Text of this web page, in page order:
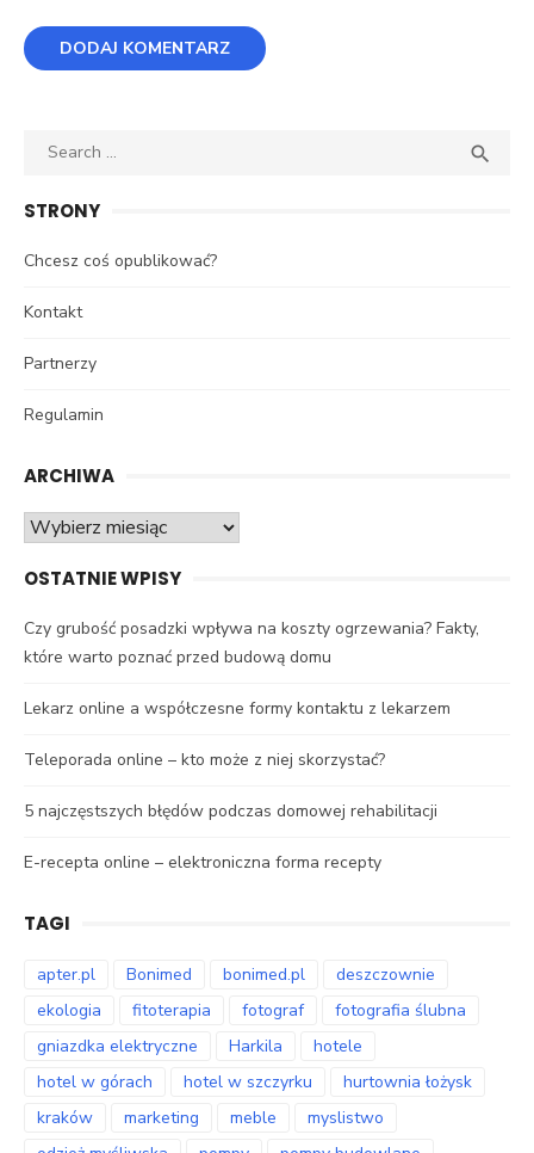
Search

STRONY
Chcesz coś opublikować?
Kontakt
Partnerzy
Regulamin
ARCHIWA
Archiwa
OSTATNIE WPISY
Czy grubość posadzki wpływa na koszty ogrzewania? Fakty,
które warto poznać przed budową domu
Lekarz online a współczesne formy kontaktu z lekarzem
Teleporada online – kto może z niej skorzystać?
5 najczęstszych błędów podczas domowej rehabilitacji
E-recepta online – elektroniczna forma recepty
TAGI
apter.pl Bonimed bonimed.pl
deszczownie
ekologia
fitoterapia fotograf
fotografia ślubna
gniazdka elektryczne
Harkila
hotele
hotel w górach
hotel w szczyrku
hurtownia łożysk
kraków
marketing meble
myslistwo